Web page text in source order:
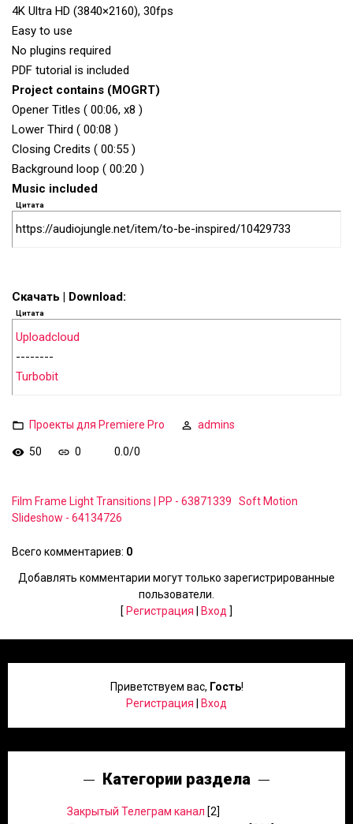
4K Ultra HD (3840×2160), 30fps
Easy to use
No plugins required
PDF tutorial is included
Project contains (MOGRT)
Opener Titles ( 00:06, x8 )
Lower Third ( 00:08 )
Closing Credits ( 00:55 )
Background loop ( 00:20 )
Music included
Цитата
https://audiojungle.net/item/to-be-inspired/10429733
Скачать | Download:
Цитата
Uploadcloud
--------
Turbobit
Проекты для Premiere Pro admins
50 0 0.0/0
Film Frame Light Transitions | PP - 63871339
Soft Motion
Slideshow - 64134726
Всего комментариев: 0
Добавлять комментарии могут только зарегистрированные
пользователи.
[ Регистрация Вход ]
Приветствуем вас, Гость!
Регистрация
Вход
Категории раздела
Закрытый Телеграм канал [2]